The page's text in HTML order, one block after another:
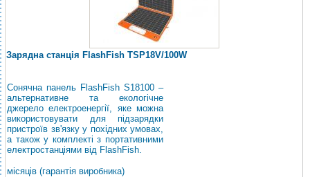
Зарядна станція FlashFish TSP18V/100W
Сонячна панель FlashFish S18100 –
альтернативне та екологічне
джерело електроенергії, яке можна
використовувати для підзарядки
пристроїв зв'язку у похідних умовах,
а також у комплекті з портативними
електростанціями від FlashFish.
місяців (гарантія виробника)